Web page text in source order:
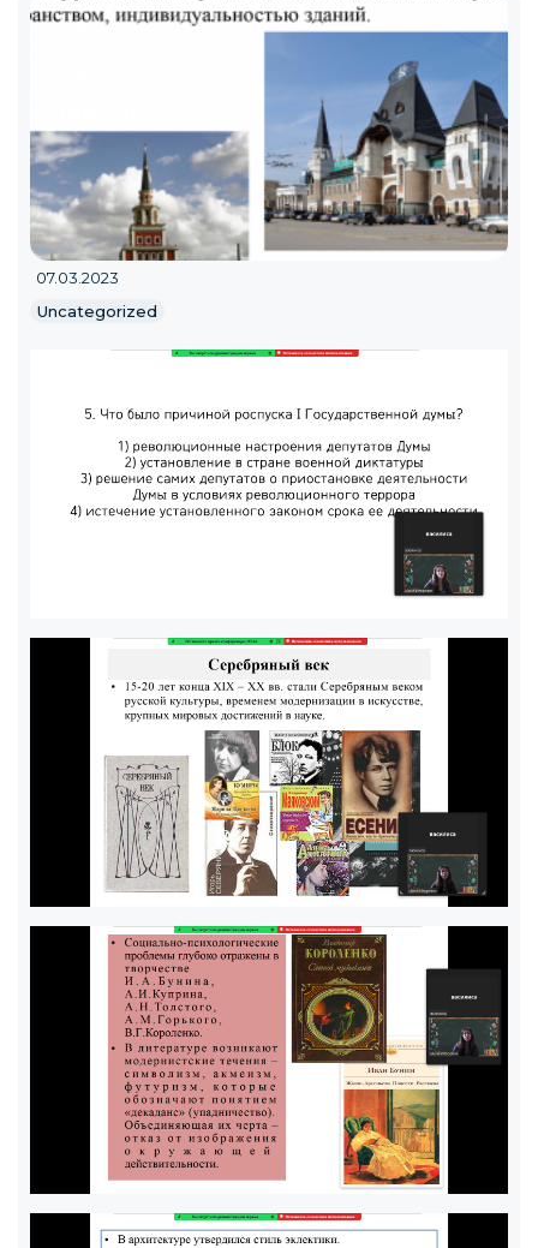
07.03.2023
Uncategorized